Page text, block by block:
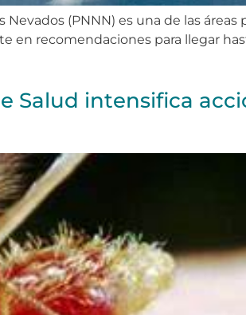
(PNNN) es una de las áreas
en recomendaciones para llegar
Salud intensifica